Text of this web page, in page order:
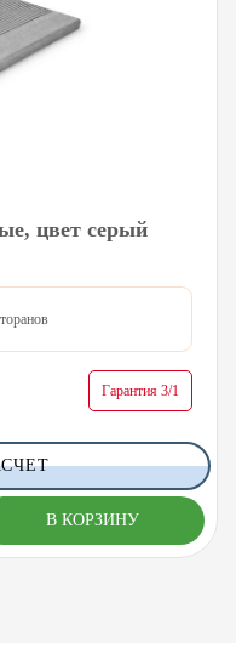
цвет серый
Гарантия 3/1